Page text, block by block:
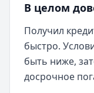
В целом
Получил
быстро.
быть ниже,
досрочное